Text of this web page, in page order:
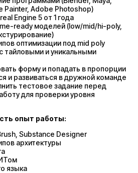
Painter, Adobe Photoshop)
Engine 5 от 1 года
ready моделей (low/mid/hi-poly,
оптимизации под mid poly
тайловыми и уникальными
форму и попадать в пропорции
и развиваться в дружной команде
тестовое задание перед
для проверки уровня
опыт работы:
Substance Designer
архитектуры
языка